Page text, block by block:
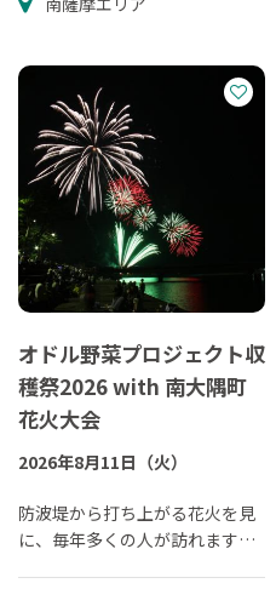
オドル野菜プロジェクト収
穫祭2026 with 南大隅町
花火大会
2026年8月11日（火）
防波堤から打ち上がる花火を見
に、毎年多くの人が訪れます。